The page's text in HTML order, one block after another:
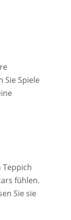
Sie Spiele
Teppich
fühlen.
Sie sie